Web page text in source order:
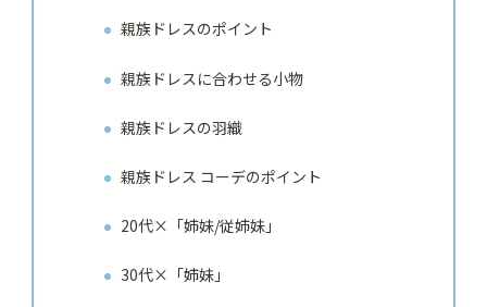
親族ドレスのポイント
親族ドレスに合わせる小物
親族ドレスの羽織
親族ドレス コーデのポイント
20代×「姉妹/従姉妹」
30代×「姉妹」